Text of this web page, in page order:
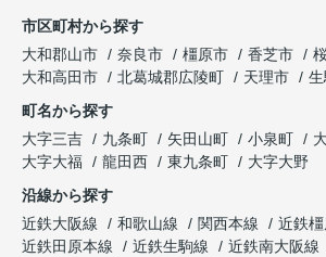
市区町村から探す
大和郡山市
奈良市 橿原市 香芝市
大和高田市
北葛城郡広陵町 天理市
町名から探す
大字三吉
九条町 矢田山町 小泉町
大字大福
龍田西 東九条町
大字大野
沿線から探す
近鉄大阪線
和歌山線 関西本線 近鉄
近鉄田原本線
近鉄生駒線
近鉄南大阪線